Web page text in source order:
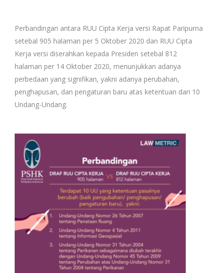
Perbandingan antara RUU Cipta Kerja versi Rapat Paripurna
setebal 905 halaman per 5 Oktober 2020 dan RUU Cipta
Kerja versi diserahkan kepada Presiden setebal 812
halaman per 14 Oktober 2020, menunjukkan adanya
perbedaan yang signifikan, yakni adanya perubahan,
penghapusan, dan pengaturan baru atas ketentuan dari 10
Undang-Undang.